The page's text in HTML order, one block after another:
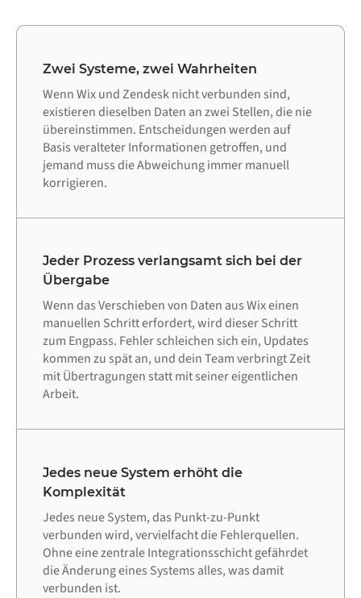
Zwei Systeme, zwei Wahrheiten
Wenn Wix und Zendesk nicht verbunden sind,
existieren dieselben Daten an zwei Stellen, die nie
übereinstimmen. Entscheidungen werden auf
Basis veralteter Informationen getroffen, und
jemand muss die Abweichung immer manuell
korrigieren.
Jeder Prozess verlangsamt sich bei der
Übergabe
Wenn das Verschieben von Daten aus Wix einen
manuellen Schritt erfordert, wird dieser Schritt
zum Engpass. Fehler schleichen sich ein, Updates
kommen zu spät an, und dein Team verbringt Zeit
mit Übertragungen statt mit seiner eigentlichen
Arbeit.
Jedes neue System erhöht die
Komplexität
Jedes neue System, das Punkt-zu-Punkt
verbunden wird, vervielfacht die Fehlerquellen.
Ohne eine zentrale Integrationsschicht gefährdet
die Änderung eines Systems alles, was damit
verbunden ist.